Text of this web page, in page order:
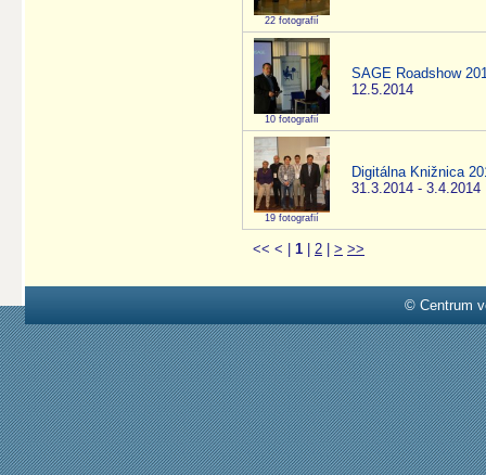
22 fotografií
10 fotografií
SAGE Roadshow
12.5.2014
19 fotografií
Digitálna Knižnica
31.3.2014 - 3.4.2014
<< < 1 2 > >>
© Centrum